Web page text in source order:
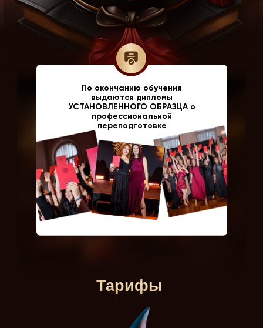
По окончанию обучения
выдаются дипломы
УСТАНОВЛЕННОГО ОБРАЗЦА о
профессиональной
переподготовке
Тарифы